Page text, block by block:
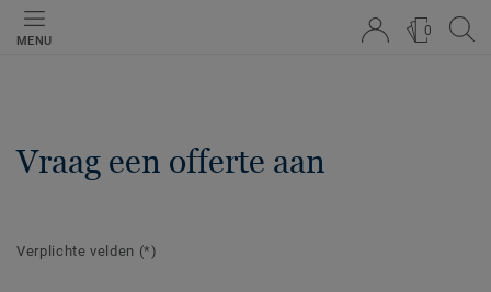
MENU
0
Vraag een offerte aan
Verplichte velden (*)